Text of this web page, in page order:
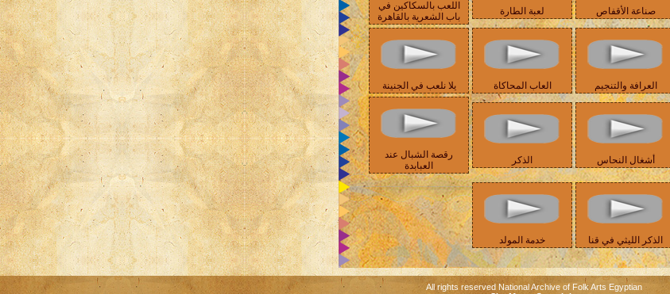
صناعة الأقفاص لعبة الطارة
اللعب بالسكاكين في
باب الشعرية بالقاهرة
العرافة والتنجيم العاب المحاكاة يلا نلعب في الجنينة
أشغال النحاس الذكر
رقصة الشبال عند
العبابدة
الذكر الليثي في قنا خدمة المولد
All rights reserved National Archive of Folk Arts Egyptian